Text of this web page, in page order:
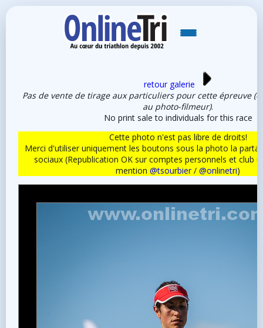
retour galerie
Pas de vente de tirage aux particuliers pour cette épreuve
au photo-filmeur).
No print sale to individuals for this race
Cette photo n'est pas libre de droits!
Merci d'utiliser uniquement les boutons sous la photo la
sociaux (Republication OK sur comptes personnels et club
mention @tsourbier/ @onlinetri)